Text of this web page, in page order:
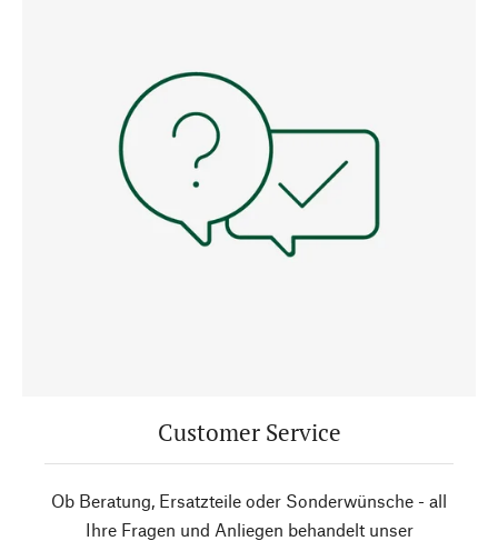
Customer Service
Ob Beratung, Ersatzteile oder Sonderwünsche - all
Ihre Fragen und Anliegen behandelt unser